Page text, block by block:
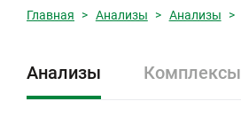
Главная Анализы Анализы
Анализы Комплексы